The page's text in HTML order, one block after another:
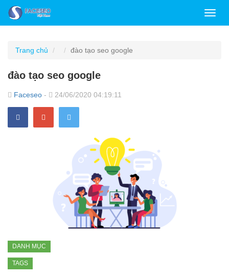
Trang chủ đào tạo seo google
đào tạo seo google
Faceseo - 24/06/2020 04:19:11
DANH MỤC
TAGS